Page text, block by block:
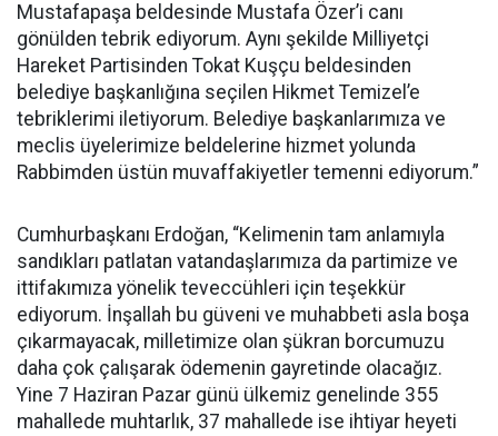
Mustafapaşa beldesinde Mustafa Özer’i canı
gönülden tebrik ediyorum. Aynı şekilde Milliyetçi
Hareket Partisinden Tokat Kuşçu beldesinden
belediye başkanlığına seçilen Hikmet Temizel’e
tebriklerimi iletiyorum. Belediye başkanlarımıza ve
meclis üyelerimize beldelerine hizmet yolunda
Rabbimden üstün muvaffakiyetler temenni ediyorum.”
Cumhurbaşkanı Erdoğan, “Kelimenin tam anlamıyla
sandıkları patlatan vatandaşlarımıza da partimize ve
ittifakımıza yönelik teveccühleri için teşekkür
ediyorum. İnşallah bu güveni ve muhabbeti asla boşa
çıkarmayacak, milletimize olan şükran borcumuzu
daha çok çalışarak ödemenin gayretinde olacağız.
Yine 7 Haziran Pazar günü ülkemiz genelinde 355
mahallede muhtarlık, 37 mahallede ise ihtiyar heyeti